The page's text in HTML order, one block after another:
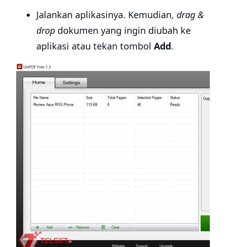
Jalankan aplikasinya. Kemudian, drag &
drop dokumen yang ingin diubah ke
aplikasi atau tekan tombol Add.